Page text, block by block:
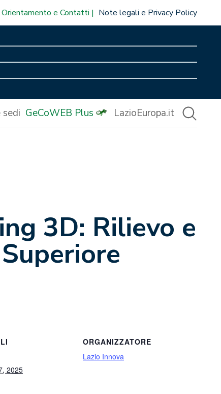
Orientamento e Contatti Note legali e Privacy Policy
sedi GeCoWEB Plus LazioEuropa.it
3D: Rilievo e
2025
ORGANIZZATORE
Lazio Innova